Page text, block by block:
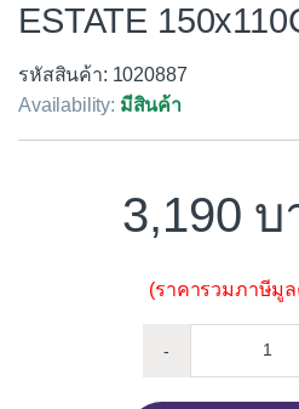
ESTATE
รหัสสินค้า: 1020887
Availability: มีสินค้า
3,190
(ราคารวมภาษีมู
-